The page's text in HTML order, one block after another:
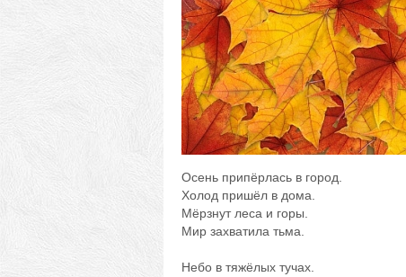
Осень припёрлась в город.
Холод пришёл в дома.
Мёрзнут леса и горы.
Мир захватила тьма.
Небо в тяжёлых тучах.